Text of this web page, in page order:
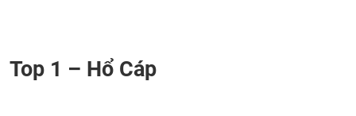
Top 1 – Hổ Cáp